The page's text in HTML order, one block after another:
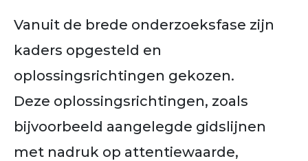
Vanuit de brede onderzoeksfase zijn
kaders opgesteld en
oplossingsrichtingen gekozen.
Deze oplossingsrichtingen, zoals
bijvoorbeeld aangelegde gidslijnen
met nadruk op attentiewaarde,